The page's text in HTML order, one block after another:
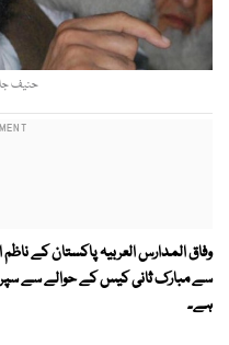
حنیف
وفاق المدارس العربیہ پاکستان کے
سے مبارک ثانی کیس کے حوالے سے
ہے۔